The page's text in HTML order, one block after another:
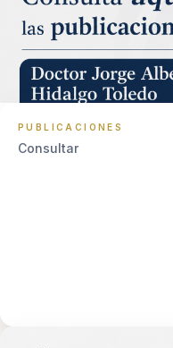
PUBLICACIONES
Consultar